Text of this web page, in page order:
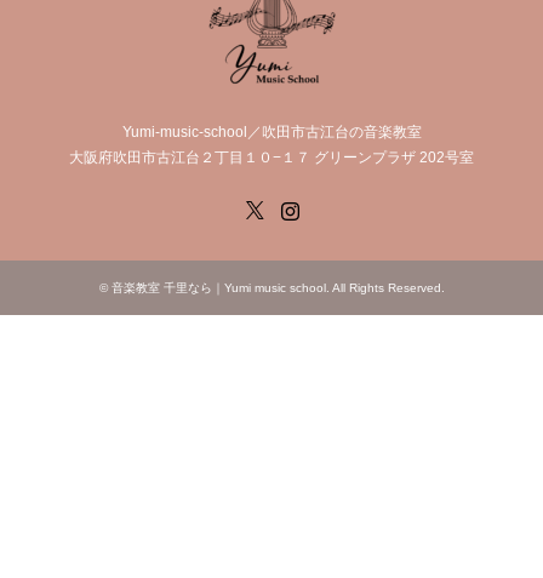
Yumi-music-school／吹田市古江台の音楽教室
大阪府吹田市古江台２丁目１０−１７ グリーンプラザ 202号室
© 音楽教室 千里なら｜Yumi music school. All Rights Reserved.